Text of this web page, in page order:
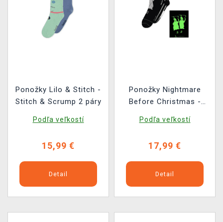
Ponožky Lilo & Stitch -
Stitch & Scrump 2 páry
Podľa veľkostí
15,99 €
Detail
Ponožky Nightmare
Before Christmas -
(svietiace)
Podľa veľkostí
17,99 €
Detail